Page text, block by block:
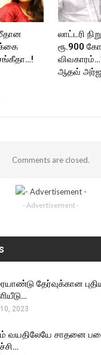
லாட்டரி
ரூ.900
ஆதவ்
Comments are closed.
- Advertisement -
தேர்வுக்கான
2023
வயதிலேயே சாதனை